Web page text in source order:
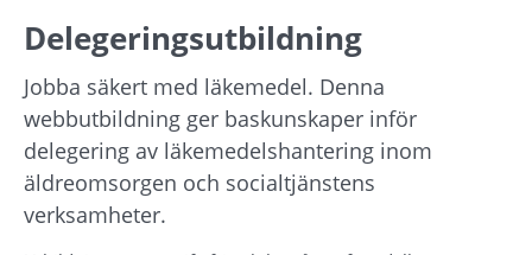
Delegeringsutbildning
Jobba säkert med läkemedel. Denna
webbutbildning ger baskunskaper inför
delegering av läkemedels­hantering inom
äldreomsorgen och socialtjänstens
verksamheter.